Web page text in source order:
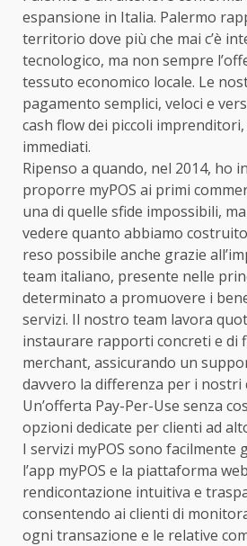
espansione in Italia. Palermo
territorio dove più che mai c’è
tecnologico, ma non sempre
tessuto economico locale. Le
pagamento semplici, veloci e
cash flow dei piccoli
immediati.
Ripenso a quando, nel 2014, ho
proporre myPOS ai primi
una di quelle sfide impossibili,
vedere quanto abbiamo
reso possibile anche grazie
team italiano, presente nelle
determinato a promuovere i
servizi. Il nostro team lavora
instaurare rapporti concreti e di
merchant, assicurando un
davvero la differenza per i nostri
Un’offerta Pay-Per-Use senza
opzioni dedicate per clienti ad
I servizi myPOS sono facilmente
l’app myPOS e la piattaforma
rendicontazione intuitiva e
consentendo ai clienti di
ogni transazione e le relative